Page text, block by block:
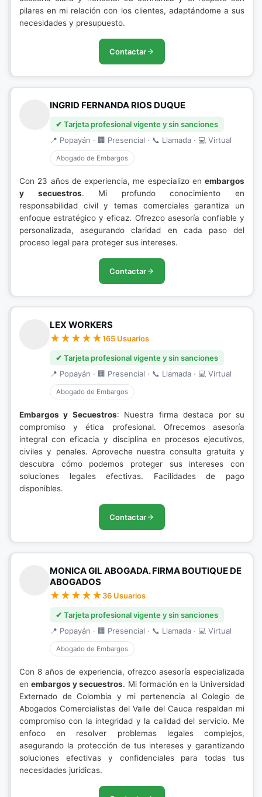
pilares en mi relación con los clientes, adaptándome a sus
necesidades y presupuesto.
Contactar
INGRID FERNANDA RIOS DUQUE
✔ Tarjeta profesional vigente y sin sanciones
📍 Popayán · 🏢 Presencial · 📞 Llamada · 💻 Virtual
Abogado de Embargos
Con 23 años de experiencia, me especializo en embargos
y secuestros. Mi profundo conocimiento en
responsabilidad civil y temas comerciales garantiza un
enfoque estratégico y eficaz. Ofrezco asesoría confiable y
personalizada, asegurando claridad en cada paso del
proceso legal para proteger sus intereses.
Contactar
LEX WORKERS
165 Usuarios
✔ Tarjeta profesional vigente y sin sanciones
📍 Popayán · 🏢 Presencial · 📞 Llamada · 💻 Virtual
Abogado de Embargos
Embargos y Secuestros: Nuestra firma destaca por su
compromiso y ética profesional. Ofrecemos asesoría
integral con eficacia y disciplina en procesos ejecutivos,
civiles y penales. Aproveche nuestra consulta gratuita y
descubra cómo podemos proteger sus intereses con
soluciones legales efectivas. Facilidades de pago
disponibles.
Contactar
MONICA GIL ABOGADA. FIRMA BOUTIQUE DE
ABOGADOS
36 Usuarios
✔ Tarjeta profesional vigente y sin sanciones
📍 Popayán · 🏢 Presencial · 📞 Llamada · 💻 Virtual
Abogado de Embargos
Con 8 años de experiencia, ofrezco asesoría especializada
enembargos y secuestros. Mi formación en la Universidad
Externado de Colombia y mi pertenencia al Colegio de
Abogados Comercialistas del Valle del Cauca respaldan mi
compromiso con la integridad y la calidad del servicio. Me
enfoco en resolver problemas legales complejos,
asegurando la protección de tus intereses y garantizando
soluciones efectivas y confidenciales para todas tus
necesidades jurídicas.